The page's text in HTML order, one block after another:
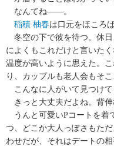
なんてね――。
稲積 柚春は口元をほころば
冬空の下で彼を待つ。休日
によくもこれだけと言いた
温度が高いように思えた。
り、カップルも老人会もそこ
こんなに人がいて見つけて
きっと大丈夫だよね。背伸
うんと可愛いPコートを着
つ、どこか大人っぽさもた
わせだが、それはデートの相